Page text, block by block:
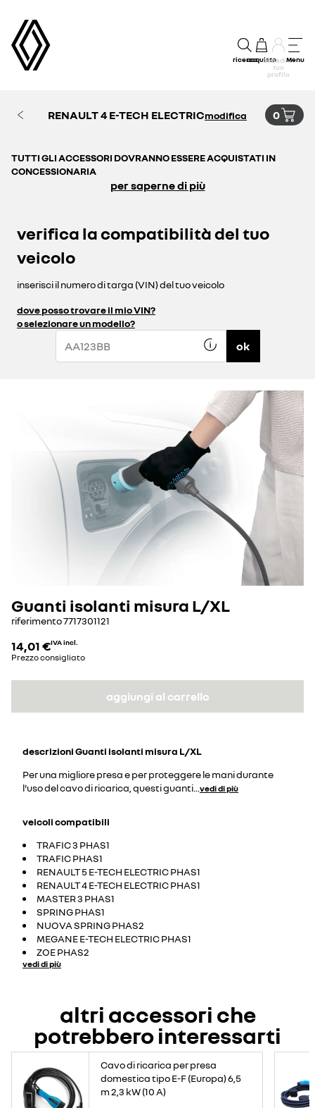
ricercaacquistoaccedi al
tuo
profilo
Menu
RENAULT 4 E-TECH ELECTRICmodifica 0
TUTTI GLI ACCESSORI DOVRANNO ESSERE ACQUISTATI IN
CONCESSIONARIA
per saperne di più
verifica la compatibilità del tuo
veicolo
inserisci il numero di targa (VIN) del tuo veicolo
dove posso trovare il mio VIN?
o selezionare un modello?
ok
Guanti isolanti misura L/XL
riferimento7717301121
14,01 €IVA incl.
Prezzo consigliato
aggiungi al carrello
descrizioniGuanti isolanti misura L/XL
Per una migliore presa e per proteggere le mani durante
l'uso del cavo di ricarica, questi guanti vedi di più
veicoli compatibili
TRAFIC 3 PHAS1
TRAFIC PHAS1
RENAULT 5 E-TECH ELECTRIC PHAS1
RENAULT 4 E-TECH ELECTRIC PHAS1
MASTER 3 PHAS1
SPRING PHAS1
NUOVA SPRING PHAS2
MEGANE E-TECH ELECTRIC PHAS1
ZOE PHAS2
vedi di più
altri accessori che
potrebbero interessarti
Cavo di ricarica per presa
domestica tipo E-F (Europa) 6,5
m 2,3 kW (10 A)